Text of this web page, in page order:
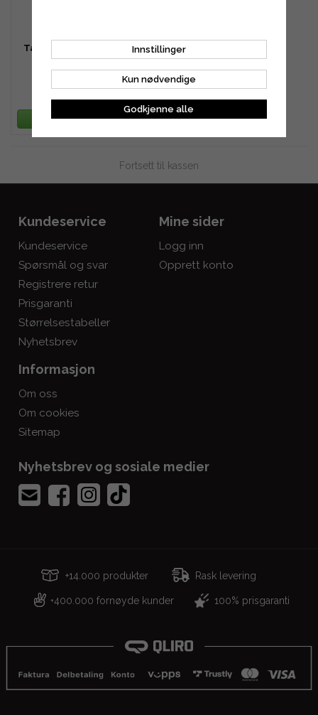
Tannreim HTD 920-8M-30
1 138 kr
LEGG TIL HANDLEKURV
Fortsett til kassen
Kundeservice
Kundeservice
Spørsmål og svar
Registrere retur
Prisgaranti
Størrelsestabeller
Nyhetsbrev
Mine sider
Logg inn
Opprett konto
Informasjon
Om oss
Om cookies
Sitemap
Nyhetsbrev og sosiale medier
+14.000 produkter Rask levering
+400.000 fornøyde kunder 100% prisgaranti
Innstillinger
Kun nødvendige
Godkjenne alle